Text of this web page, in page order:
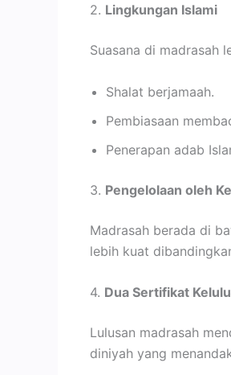
2. Lingkungan Islami
Suasana di madrasah
Shalat berjamaah.
Pembiasaan
Penerapan adab
3. Pengelolaan oleh
Madrasah berada di
lebih kuat
4. Dua Sertifikat
Lulusan madrasah
diniyah yang